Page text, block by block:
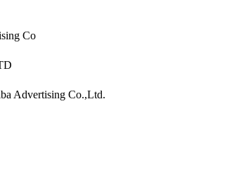
Co
Advertising Co.,Ltd.